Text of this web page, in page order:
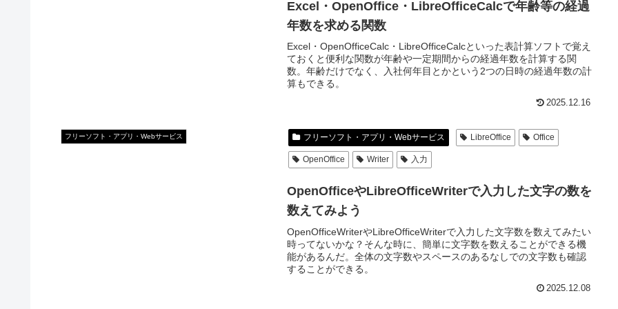
Excel・OpenOffice・LibreOfficeCalcで年齢等の経過
年数を求める関数
Excel・OpenOfficeCalc・LibreOfficeCalcといった表計算ソフトで覚え
ておくと便利な関数が年齢や一定期間からの経過年数を計算する関
数。年齢だけでなく、入社何年目とかという2つの日時の経過年数の計
算もできる。
2025.12.16
フリーソフト・アプリ・Webサービス フリーソフト・アプリ・Webサービス LibreOffice Office
OpenOffice Writer 入力
OpenOfficeやLibreOfficeWriterで入力した文字の数を
数えてみよう
OpenOfficeWriterやLibreOfficeWriterで入力した文字数を数えてみたい
時ってないかな？そんな時に、簡単に文字数を数えることができる機
能があるんだ。全体の文字数やスペースのあるなしでの文字数も確認
することができる。
2025.12.08